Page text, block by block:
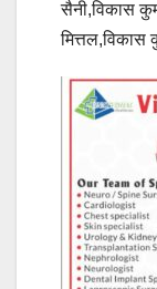
सैनी,विकास
मित्तल,विकास